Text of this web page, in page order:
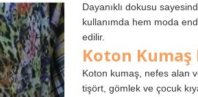
Dayanıklı dokusu
kullanımda hem moda
edilir.
Koton Kumaş
Koton kumaş, nefes alan
tişört, gömlek ve çocuk